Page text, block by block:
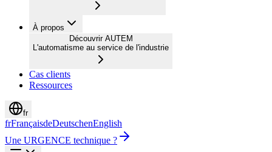
À propos
Découvrir AUTEM
L'automatisme au service de l'industrie
Cas clients
Ressources
fr
frFrançaisdeDeutschenEnglish
Une URGENCE technique ?